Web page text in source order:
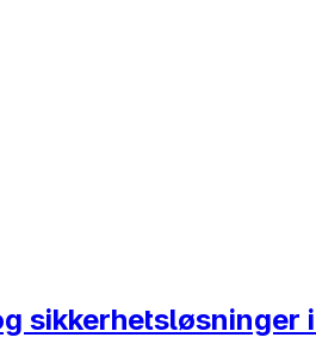
sikkerhetsløsninger